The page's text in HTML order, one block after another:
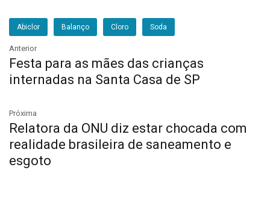
Abiclor Balanço Cloro Soda
Anterior
Festa para as mães das crianças
internadas na Santa Casa de SP
Próxima
Relatora da ONU diz estar chocada com
realidade brasileira de saneamento e
esgoto